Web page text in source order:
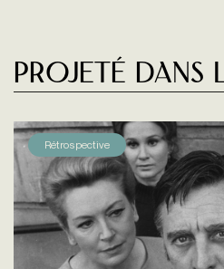
Projeté dans
Rétrospective